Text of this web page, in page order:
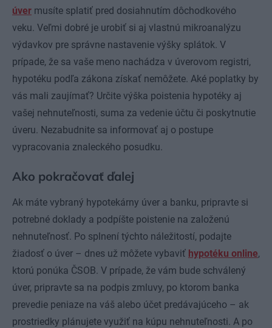
úver musíte splatiť pred dosiahnutím dôchodkového
veku. Veľmi dobré je urobiť si aj vlastnú mikroanalýzu
výdavkov pre správne nastavenie výšky splátok. V
prípade, že sa vaše meno nachádza v úverovom registri,
hypotéku podľa zákona získať nemôžete. Aké poplatky by
vás mali zaujímať? Určite výška poistenia hypotéky aj
vašej nehnuteľnosti, suma za vedenie účtu či poskytnutie
úveru. Nezabudnite sa informovať aj o postupe
vypracovania znaleckého posudku.
Ako pokračovať ďalej
Ak máte vybraný hypotekárny úver a banku, pripravte si
potrebné doklady a podpíšte poistenie na založenú
nehnuteľnosť. Po splnení týchto náležitostí, podajte
žiadosť o úver – dnes už môžete vybaviť hypotéku online,
ktorú ponúka ČSOB. V prípade, že vám bude schválený
úver, pripravte sa na podpis zmluvy, po ktorom banka
prevedie peniaze na váš alebo účet predávajúceho – ak
prostriedky plánujete využiť na kúpu nehnuteľnosti. A po